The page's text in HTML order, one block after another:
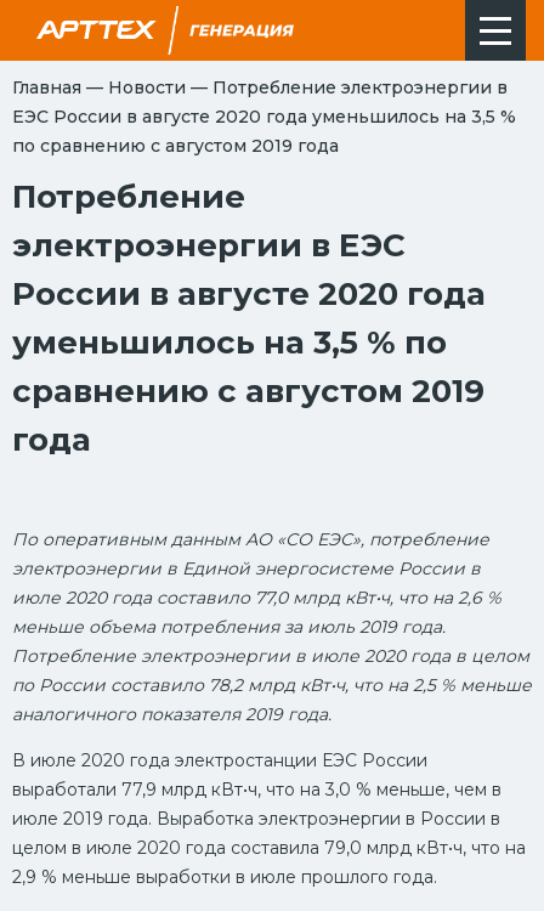
Главная — Новости — Потребление электроэнергии в
ЕЭС России в августе 2020 года уменьшилось на 3,5 %
по сравнению с августом 2019 года
Потребление
электроэнергии в ЕЭС
России в августе 2020 года
уменьшилось на 3,5 % по
сравнению с августом 2019
года
По оперативным данным АО «СО ЕЭС», потребление
электроэнергии в Единой энергосистеме России в
июле 2020 года составило 77,0 млрд кВт•ч, что на 2,6 %
меньше объема потребления за июль 2019 года.
Потребление электроэнергии в июле 2020 года в целом
по России составило 78,2 млрд кВт•ч, что на 2,5 % меньше
аналогичного показателя 2019 года.
В июле 2020 года электростанции ЕЭС России
выработали 77,9 млрд кВт•ч, что на 3,0 % меньше, чем в
июле 2019 года. Выработка электроэнергии в России в
целом в июле 2020 года составила 79,0 млрд кВт•ч, что на
2,9 % меньше выработки в июле прошлого года.